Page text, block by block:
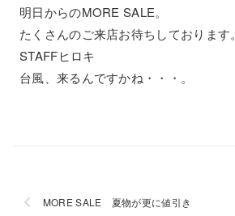
明日からのMORE SALE。
たくさんのご来店お待ちしております。
STAFFヒロキ
台風、来るんですかね・・・。
MORE SALE 夏物が更に値引き